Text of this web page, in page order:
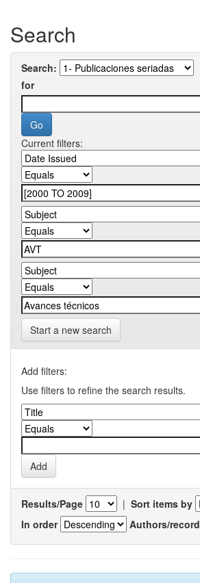
Search
Search:
for
Current filters:
Start a new search
Add filters:
Use filters to refine the search results.
Results/Page | Sort items by
In order
Authors/record